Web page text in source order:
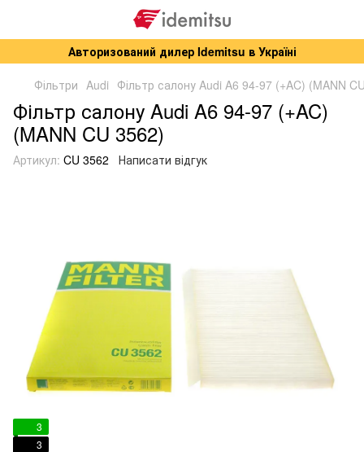
Авторизований дилер Idemitsu в Україні
Фільтри Audi Фільтр салону Audi A6 94-97 (+AC) (MANN
Фільтр салону Audi A6 94-97 (+AC)
(MANN CU 3562)
Артикул: CU 3562 Написати відгук
3
3